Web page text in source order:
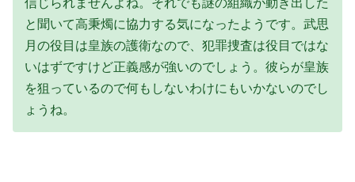
と聞いて高秉燭に協力する気になったようです。武思
月の役目は皇族の護衛なので、犯罪捜査は役目ではな
いはずですけど正義感が強いのでしょう。彼らが皇族
を狙っているので何もしないわけにもいかないのでし
ょうね。